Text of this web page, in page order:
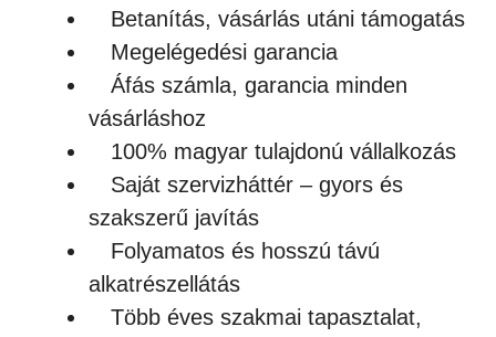
Betanítás, vásárlás utáni támogatás
Megelégedési garancia
Áfás számla, garancia minden
vásárláshoz
100% magyar tulajdonú vállalkozás
Saját szervizháttér – gyors és
szakszerű javítás
Folyamatos és hosszú távú
alkatrészellátás
Több éves szakmai tapasztalat,